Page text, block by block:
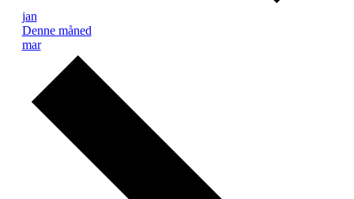
jan
Denne måned
mar